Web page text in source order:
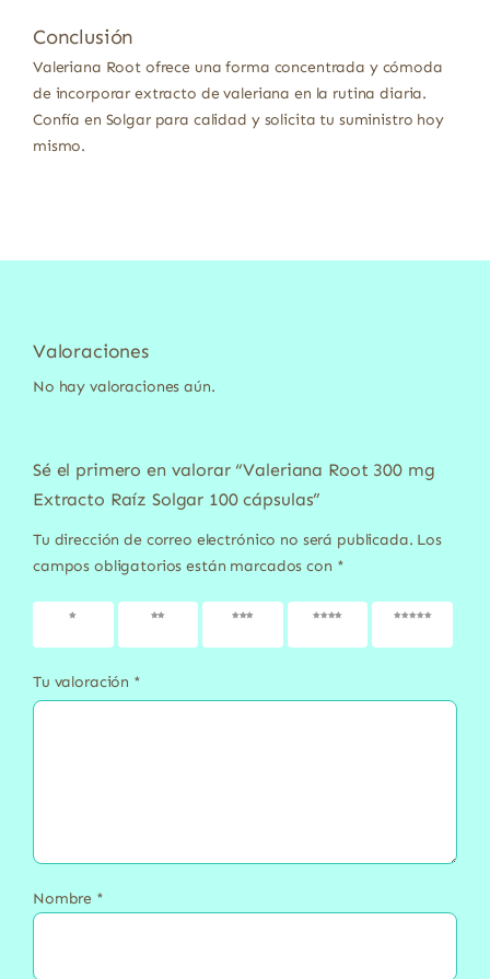
Conclusión
Valeriana Root ofrece una forma concentrada y cómoda
de incorporar extracto de valeriana en la rutina diaria.
Confía en Solgar para calidad y solicita tu suministro hoy
mismo.
Valoraciones
No hay valoraciones aún.
Sé el primero en valorar “Valeriana Root 300 mg
Extracto Raíz Solgar 100 cápsulas”
Tu dirección de correo electrónico no será publicada. Los
campos obligatorios están marcados con *
1 de 5
2 de 5
3 de 5
4 de 5
5 de 5
Tu valoración *
Nombre *